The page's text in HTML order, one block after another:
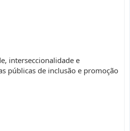
interseccionalidade e
públicas de inclusão e promoção